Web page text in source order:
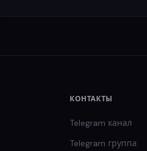
КОНТАКТЫ
Telegram канал
Telegram группа